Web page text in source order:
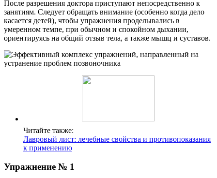
После разрешения доктора приступают непосредственно к
занятиям. Следует обращать внимание (особенно когда дело
касается детей), чтобы упражнения проделывались в
умеренном темпе, при обычном и спокойном дыхании,
ориентируясь на общий отзыв тела, а также мышц и суставов.
Читайте также:
Лавровый лист: лечебные свойства и противопоказания
к применению
Упражнение № 1